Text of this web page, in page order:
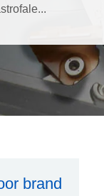
brand